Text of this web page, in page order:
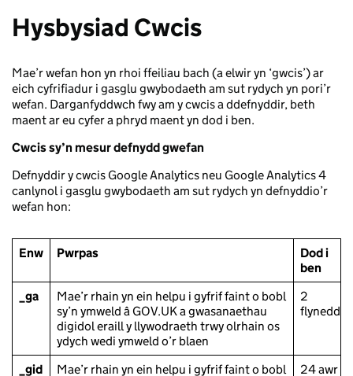
Hysbysiad Cwcis
Mae’r wefan hon yn rhoi ffeiliau bach (a elwir yn ‘gwcis’) ar
eich cyfrifiadur i gasglu gwybodaeth am sut rydych yn pori’r
wefan. Darganfyddwch fwy am y cwcis a ddefnyddir, beth
maent ar eu cyfer a phryd maent yn dod i ben.
Cwcis sy’n mesur defnydd gwefan
Defnyddir y cwcis Google Analytics neu Google Analytics 4
canlynol i gasglu gwybodaeth am sut rydych yn defnyddio’r
wefan hon:
Enw Pwrpas
Dod i
ben
_ga
Mae’r rhain yn ein helpu i gyfrif faint o bobl
sy’n ymweld â GOV.UK a gwasanaethau
digidol eraill y llywodraeth trwy olrhain os
ydych wedi ymweld o’r blaen
2
flynedd
_gid
Mae’r rhain yn ein helpu i gyfrif faint o bobl
24 awr